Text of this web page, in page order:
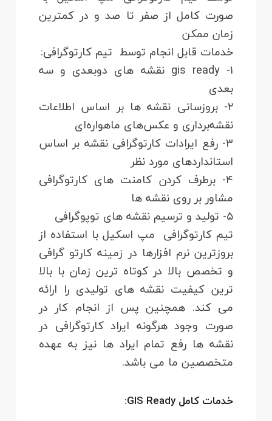
صورت کامل از صفر تا صد و در کمترین
زمان ممکن
خدمات قابل انجام توسط تیم کارتوگرافی:
۱- gis ready نقشه های دوبعدی و سه
بعدی
۲- بروزسانی نقشه ها بر اساس اطلاعات
نقشه‌برداری و عکس‌های ماهواره‌ای
۳- رفع ایرادات کارتوگرافی نقشه بر اساس
استانداردهای مورد نظر
۴- برطرف کردن کامنت های کارتوگرافی
مشاور بر روی نقشه ها
۵- تولید و ترسیم نقشه های توپوگرافی
تیم کارتوگرافی مپ اسکیل با استفاده از
بروزترین نرم افزارها در زمینه کارتو گرافی
و تخصص بالا در کوتاه ترین زمان با بالا
ترین کیفیت نقشه های تولیدی را ارائه
می کند. همچنین پس از انجام کار در
صورت وجود هرگونه ایراد کارتوگرافی در
نقشه‌ ها رفع تمام ایراد ها نیز به عهده
متخصصین ما می باشد.
خدمات کامل GIS Ready: